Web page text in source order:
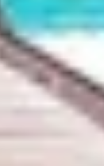
à partir des
explicitement
liées à l'IAB :